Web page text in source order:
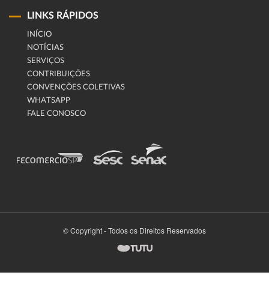
LINKS RÁPIDOS
INÍCIO
NOTÍCIAS
SERVIÇOS
CONTRIBUIÇÕES
CONVENÇÕES COLETIVAS
WHATSAPP
FALE CONOSCO
© Copyright - Todos os Direitos Reservados